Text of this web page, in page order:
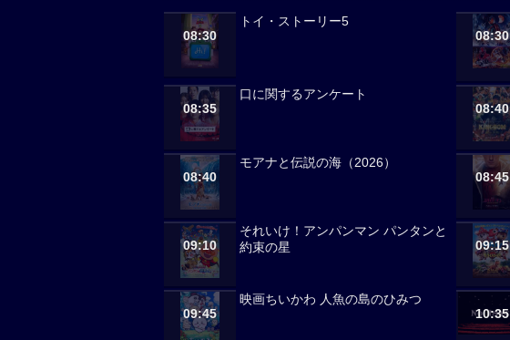
08:30
トイ・ストーリー5
08:30
08:35
口に関するアンケート
08:40
08:40
モアナと伝説の海（2026）
08:45
09:10
それいけ！アンパンマン パンタンと
約束の星
09:15
09:45
映画ちいかわ 人魚の島のひみつ
10:35